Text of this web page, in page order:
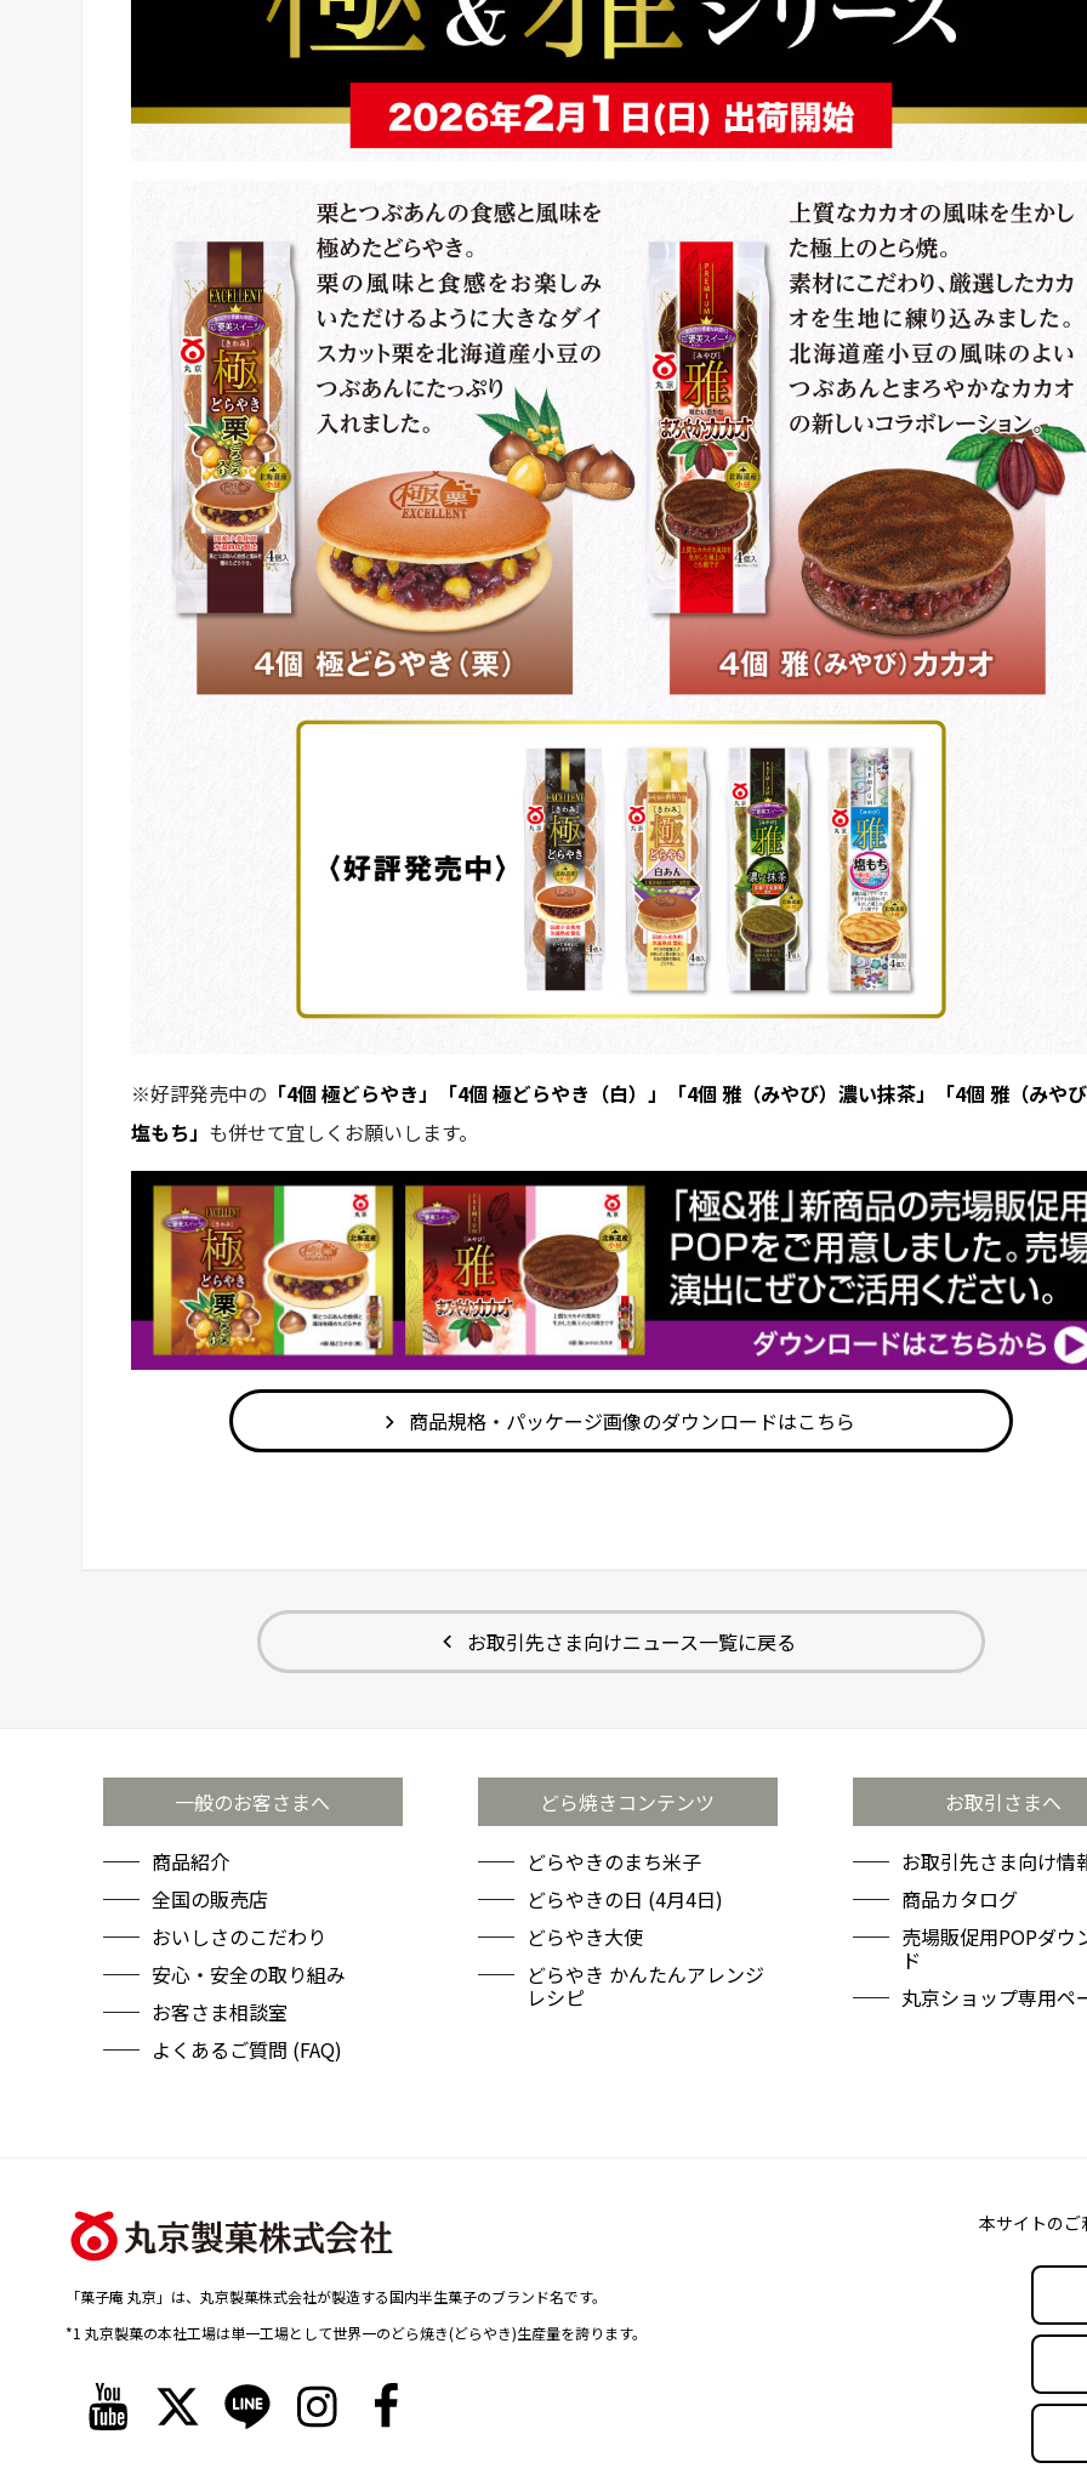
※好評発売中の 「4個 極どらやき」「4個 極どらやき（白）」「4個 雅（みやび）濃い抹茶」「4個 雅（みや
塩もち」 も併せて宜しくお願いします。
商品規格・パッケージ画像のダウンロードはこちら
お取引先さま向けニュース一覧に戻る
一般のお客さまへ
商品紹介
全国の販売店
おいしさのこだわり
安心・安全の取り組み
お客さま相談室
よくあるご質問 (FAQ)
どら焼きコンテンツ
どらやきのまち米子
どらやきの日 (4月4日)
どらやき大使
どらやき かんたんアレンジ
レシピ
お取引さまへ
お取引先さま向け情
商品カタログ
売場販促用POPダウ
ド
丸京ショップ専用ペ
本サイトのご
「菓子庵 丸京」は、丸京製菓株式会社が製造する国内半生菓子のブランド名です。
*1 丸京製菓の本社工場は単一工場として世界一のどら焼き(どらやき)生産量を誇ります。
Y
T
L
I
F